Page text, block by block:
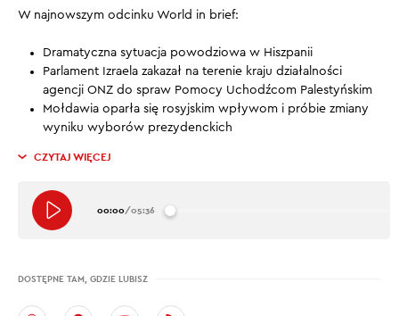
W najnowszym odcinku World in brief:
Dramatyczna sytuacja powodziowa w Hiszpanii
Parlament Izraela zakazał na terenie kraju działalności
agencji ONZ do spraw Pomocy Uchodźcom Palestyńskim
Mołdawia oparła się rosyjskim wpływom i próbie zmiany
wyniku wyborów prezydenckich
CZYTAJ WIĘCEJ
00:00/05:36
DOSTĘPNE TAM, GDZIE LUBISZ